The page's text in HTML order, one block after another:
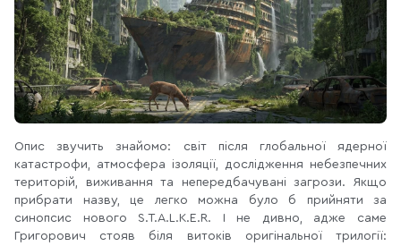
Опис звучить знайомо: світ після глобальної ядерної
катастрофи, атмосфера ізоляції, дослідження небезпечних
територій, виживання та непередбачувані загрози. Якщо
прибрати назву, це легко можна було б прийняти за
синопсис нового S.T.A.L.K.E.R. І не дивно, адже саме
Григорович стояв біля витоків оригінальної трилогії: